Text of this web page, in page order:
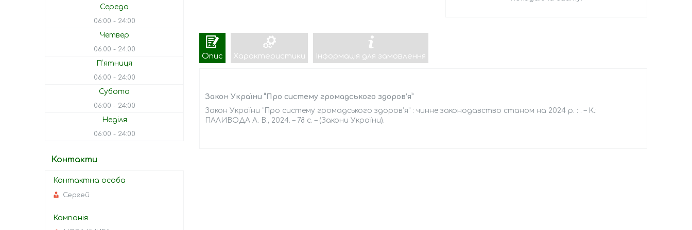
Опис Характеристики Інформація для замовлення
Закон України “Про систему громадського здоров’я”
Закон України “Про систему громадського здоров’я” : чинне законодавство станом на 2024 р. : . – К.:
ПАЛИВОДА А. В., 2024. – 78 с. – (Закони України).
Середа
06:00 24:00
Четвер
06:00 24:00
Пʼятниця
06:00 24:00
Субота
06:00 24:00
Неділя
06:00 24:00
Контакти
Сергей